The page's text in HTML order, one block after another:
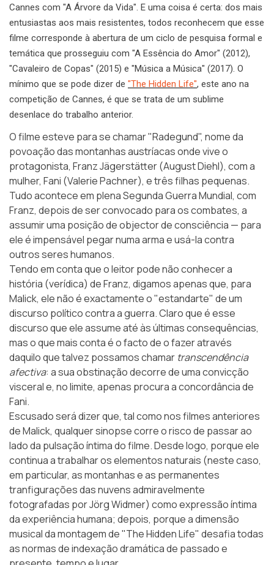
Cannes com "A Árvore da Vida". E uma coisa é certa: dos mais
entusiastas aos mais resistentes, todos reconhecem que esse
filme corresponde à abertura de um ciclo de pesquisa formal e
temática que prosseguiu com "A Essência do Amor" (2012),
"Cavaleiro de Copas" (2015) e "Música a Música" (2017). O
mínimo que se pode dizer de "The Hidden Life", este ano na
competição de Cannes, é que se trata de um sublime
desenlace do trabalho anterior.
O filme esteve para se chamar "Radegund", nome da
povoação das montanhas austríacas onde vive o
protagonista, Franz Jägerstätter (August Diehl), com a
mulher, Fani (Valerie Pachner), e três filhas pequenas.
Tudo acontece em plena Segunda Guerra Mundial, com
Franz, depois de ser convocado para os combates, a
assumir uma posição de objector de consciência — para
ele é impensável pegar numa arma e usá-la contra
outros seres humanos.
Tendo em conta que o leitor pode não conhecer a
história (verídica) de Franz, digamos apenas que, para
Malick, ele não é exactamente o "estandarte" de um
discurso político contra a guerra. Claro que é esse
discurso que ele assume até às últimas consequências,
mas o que mais conta é o facto de o fazer através
daquilo que talvez possamos chamar transcendência
afectiva: a sua obstinação decorre de uma convicção
visceral e, no limite, apenas procura a concordância de
Fani.
Escusado será dizer que, tal como nos filmes anteriores
de Malick, qualquer sinopse corre o risco de passar ao
lado da pulsação íntima do filme. Desde logo, porque ele
continua a trabalhar os elementos naturais (neste caso,
em particular, as montanhas e as permanentes
tranfigurações das nuvens admiravelmente
fotografadas porJörg Widmer) como expressão íntima
da experiência humana; depois, porque a dimensão
musical da montagem de "The Hidden Life" desafia todas
as normas de indexação dramática de passado e